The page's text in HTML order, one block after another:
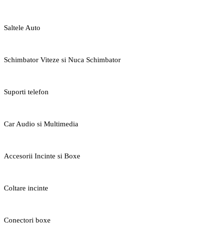
Saltele Auto
Schimbator Viteze si Nuca Schimbator
Suporti telefon
Car Audio si Multimedia
Accesorii Incinte si Boxe
Coltare incinte
Conectori boxe